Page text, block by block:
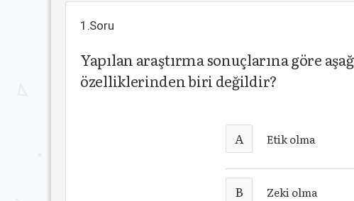
1.Soru
Yapılan araştırma sonuçlarına göre
özelliklerinden biri değildir?
A Etik olma
B Zeki olma